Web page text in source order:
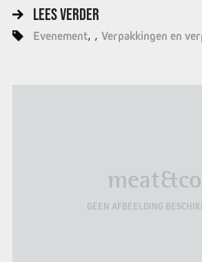
LEES VERDER
Evenement Verpakkingen en
meat&co
GEEN AFBEELDING